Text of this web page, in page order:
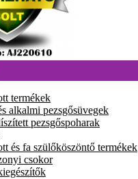
termékek
alkalmi pezsgősüvegek
pezsgőspoharak
és fa szülőköszöntő termékek
csokor